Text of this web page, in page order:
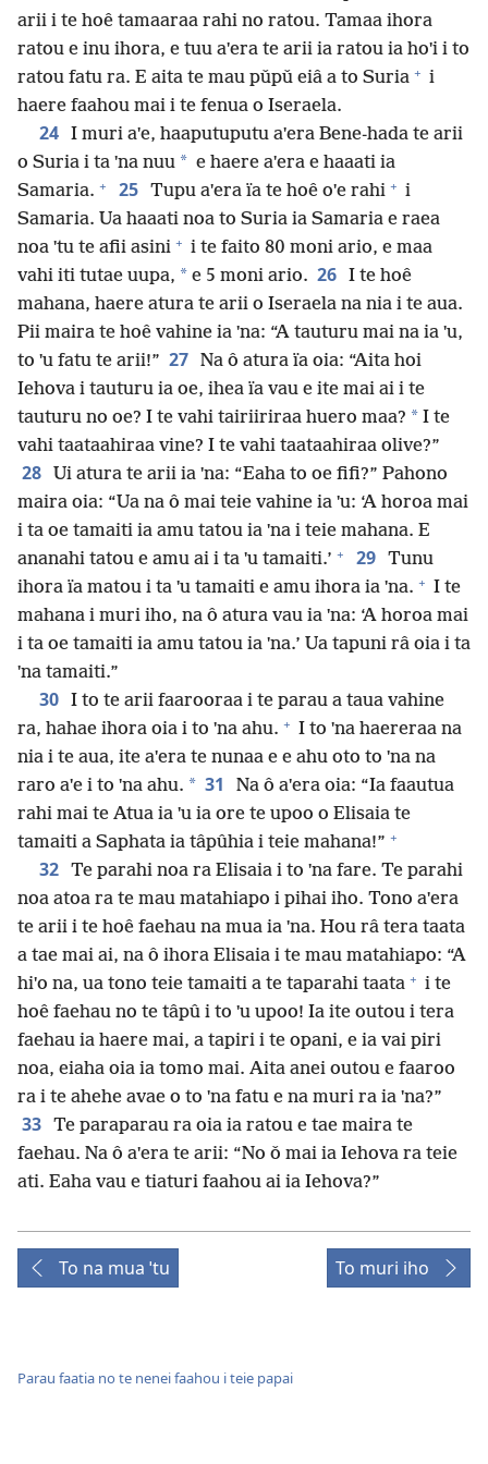
arii i te hoê tamaaraa rahi no ratou. Tamaa ihora
ratou e inu ihora, e tuu aˈera te arii ia ratou ia hoˈi i to
ratou fatu ra. E aita te mau pǔpǔ eiâ a to Suria + i
haere faahou mai i te fenua o Iseraela.
24 I muri aˈe, haaputuputu aˈera Bene-hada te arii
o Suria i ta ˈna nuu * e haere aˈera e haaati ia
Samaria. + 25 Tupu aˈera ïa te hoê oˈe rahi + i
Samaria. Ua haaati noa to Suria ia Samaria e raea
noa ˈtu te afii asini + i te faito 80 moni ario, e maa
vahi iti tutae uupa, * e 5 moni ario. 26 I te hoê
mahana, haere atura te arii o Iseraela na nia i te aua.
Pii maira te hoê vahine ia ˈna: “A tauturu mai na ia ˈu,
to ˈu fatu te arii!” 27 Na ô atura ïa oia: “Aita hoi
Iehova i tauturu ia oe, ihea ïa vau e ite mai ai i te
tauturu no oe? I te vahi tairiiriraa huero maa? * I te
vahi taataahiraa vine? I te vahi taataahiraa olive?”
28
Ui atura te arii ia ˈna: “Eaha to oe fifi?” Pahono
maira oia: “Ua na ô mai teie vahine ia ˈu: ‘A horoa mai
i ta oe tamaiti ia amu tatou ia ˈna i teie mahana. E
ananahi tatou e amu ai i ta ˈu tamaiti.’ + 29 Tunu
ihora ïa matou i ta ˈu tamaiti e amu ihora ia ˈna. + I te
mahana i muri iho, na ô atura vau ia ˈna: ‘A horoa mai
i ta oe tamaiti ia amu tatou ia ˈna.’ Ua tapuni râ oia i ta
ˈna tamaiti.”
30 I to te arii faarooraa i te parau a taua vahine
ra, hahae ihora oia i to ˈna ahu. + I to ˈna haereraa na
nia i te aua, ite aˈera te nunaa e e ahu oto to ˈna na
raro aˈe i to ˈna ahu. * 31
Na ô aˈera oia: “Ia faautua
rahi mai te Atua ia ˈu ia ore te upoo o Elisaia te
tamaiti a Saphata ia tâpûhia i teie mahana!” +
32 Te parahi noa ra Elisaia i to ˈna fare. Te parahi
noa atoa ra te mau matahiapo i pihai iho. Tono aˈera
te arii i te hoê faehau na mua ia ˈna. Hou râ tera taata
a tae mai ai, na ô ihora Elisaia i te mau matahiapo: “A
hiˈo na, ua tono teie tamaiti a te taparahi taata + i te
hoê faehau no te tâpû i to ˈu upoo! Ia ite outou i tera
faehau ia haere mai, a tapiri i te opani, e ia vai piri
noa, eiaha oia ia tomo mai. Aita anei outou e faaroo
ra i te ahehe avae o to ˈna fatu e na muri ra ia ˈna?”
33 Te paraparau ra oia ia ratou e tae maira te
faehau. Na ô aˈera te arii: “No ǒ mai ia Iehova ra teie
ati. Eaha vau e tiaturi faahou ai ia Iehova?”
To na mua ˈtu To muri iho
Parau faatia no te nenei faahou i teie papai